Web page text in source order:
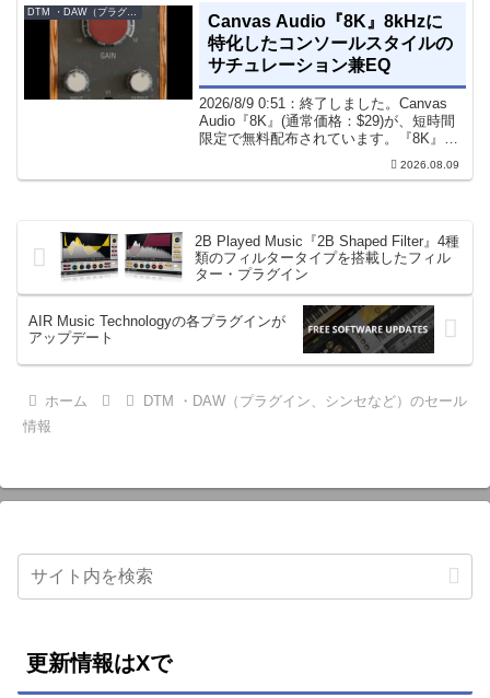
DTM ・DAW（プラグイン、シンセなど）のセール情報
Canvas Audio『8K』8kHzに
特化したコンソールスタイルの
サチュレーション兼EQ
2026/8/9 0:51：終了しました。Canvas
Audio『8K』(通常価格：$29)が、短時間
限定で無料配布されています。『8K』
は、手軽に高域の存在感とアナログ的な
質感をミックスに加えることができる
2026.08.09
2B Played Music『2B Shaped Filter』4種
類のフィルタータイプを搭載したフィル
ター・プラグイン
AIR Music Technologyの各プラグインが
アップデート
ホーム
DTM ・DAW（プラグイン、シンセなど）のセール
情報
更新情報はXで